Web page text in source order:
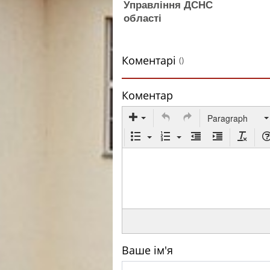
Управління ДСНС
області
Коментарі ()
Коментар
Paragraph
Ваше ім'я